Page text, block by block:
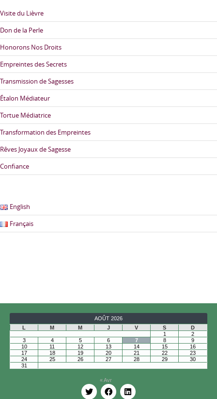
Visite du Lièvre
Don de la Perle
Honorons Nos Droits
Empreintes des Secrets
Transmission de Sagesses
Étalon Médiateur
Tortue Médiatrice
Transformation des Empreintes
Rêves Joyaux de Sagesse
Confiance
English
Français
AOÛT 2026
L
M M J V S
D
1
2
3
4 5 6 7 8
9
10
11 12 13 14 15
16
17
18 19 20 21 22
23
24
25 26 27 28 29
30
31
« Avr